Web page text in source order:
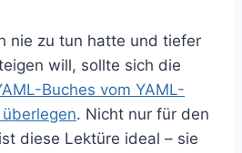
nie zu tun hatte und tiefer
will, sollte sich die
Buches vom YAML-
. Nicht nur für den
diese Lektüre ideal – sie